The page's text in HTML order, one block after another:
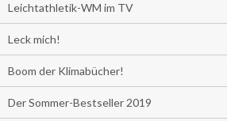
Leichtathletik-WM im TV
Leck mich!
Boom der Klimabücher!
Der Sommer-Bestseller 2019